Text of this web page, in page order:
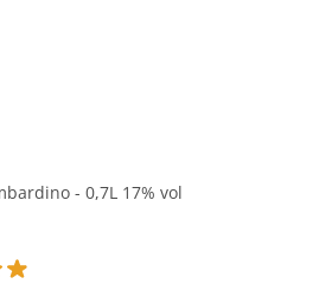
- 0,7L 17% vol